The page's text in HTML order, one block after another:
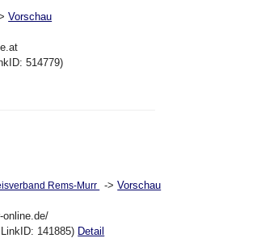
Vorschau
514779)
Rems-Murr ->Vorschau
online.de/
141885) Detail